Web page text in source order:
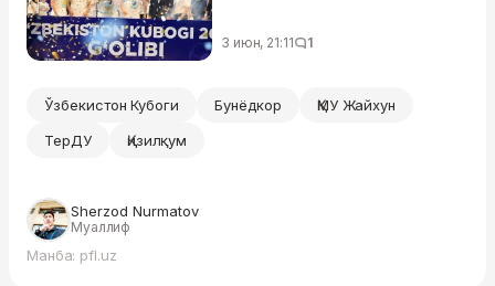
3 июн, 21:11 1
Ўзбекистон Кубоги Бунёдкор
ҚМУ Жайхун
ТерДУ
Қизилқум
Sherzod Nurmatov
Муаллиф
Манба: pfl.uz